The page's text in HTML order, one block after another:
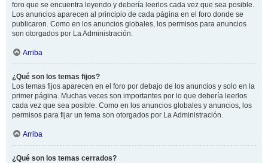
foro que se encuentra leyendo y debería leerlos cada vez que sea posible.
Los anuncios aparecen al principio de cada página en el foro donde se
publicaron. Como en los anuncios globales, los permisos para anuncios
son otorgados por La Administración.
Arriba
¿Qué son los temas fijos?
Los temas fijos aparecen en el foro por debajo de los anuncios y solo en la
primer página. Muchas veces son importantes por lo que debería leerlos
cada vez que sea posible. Como en los anuncios globales y anuncios, los
permisos para fijar un tema son otorgados por La Administración.
Arriba
¿Qué son los temas cerrados?